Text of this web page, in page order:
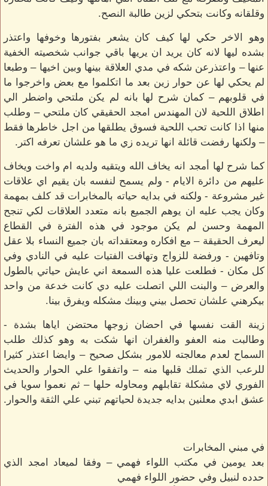
وقلقانه وكانت بتحكي لزين طالبة النصح.
وهو الاخر حكي لها كيف كان يشعر بفتورها وخوفها واعتذر
بشده ليها لانه كان يريد ان يريها باقي جوانب شخصيته الخفية
عنها – واعتذرعن شكه في مدي العلاقة بينها وبين اخيها – وطبعا
لم يحكي لها عن حوار زين بعد ما اتكلموا مع بعض واخرجوا ما
في قلوبهم – كمان شرح لها بانه لم يكن ملتحي واضطر الي
اطلاق اللحية لان المهندس امجد الحقيقي كان ملتحي – وطلب
منها اذا كانت تحب اللحية فسوق يطلقها من اجل خاطرها فقط
– ولكنها رفضت قائلة انها تريده زي ما هو علشان تعرفه اكتر.
كما شرح لها أمجد انه يخاف الله ويتقيه ولديه ام واخت ويخاف
عليهم من دائرة الايام - ولم يسمح لنفسه بان يقيم اي علاقات
غير مشروعة - ولكنه في بدايه حياته بالمخابرات قد كلف بمهمة
وكان يجب عليه ان يوهم الجميع بانه متعدد العلاقات لكي تنجح
المهمة وحسن لم يكن موجود في هذه الفترة في القطاع
ليعرف الحقيقة – مع افكاره ومعتقداته بان جميع النساء بلا عقل
وتافهين - ورفضة للزواج وتهافت الفتيات عليه في النادي وفي
كل مكان - فطلعت عليا هذه السمعة اني عايش حياتي بالطول
والعرض – والبنت اللي اتصلت عليه دي كانت خدعة من واحد
بيكرهني علشان تحصل بيني وبينك مشكله ويفرق بينا.
زينة القت نفسها في احضان زوجها محتضن اياها بشدة -
وطالبت منه العفو والغفران انها شكت به وهو كذلك طلب
السماح لعدم معالجته للامور بشكل صحيح – وايضا اعتذر كثيرا
للرعب الذي تملك قلبها منه – واتفقوا علي الحوار والحديث
الفوري لاي مشكلة تقابلهم ومحاوله حلها – ثم نعموا سويا في
عشق ابدي معلنين بدايه جديدة لحياتهم تبني علي الثقة والحوار.
في مبني المخابرات
بعد يومين في مكتب اللواء فهمي – وفقا لميعاد امجد الذي
حدده لنبيل وفي حضور اللواء فهمي